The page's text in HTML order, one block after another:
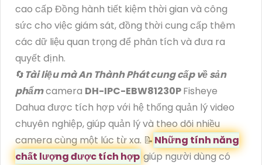
cao cấp Đồng hành tiết kiệm thời gian và công
sức cho việc giám sát, đồng thời cung cấp thêm
các dữ liệu quan trọng để phân tích và đưa ra
quyết định.
🔄Tài liệu mà An Thành Phát cung cấp về sản
phẩmcamera DH-IPC-EBW81230PFisheye
Dahua được tích hợp với hệ thống quản lý video
chuyên nghiệp, giúp quản lý và theo dõi nhiều
camera cùng một lúc từ xa. 📝 Những tính năng
chất lượng được tích hợp giúp người dùng có